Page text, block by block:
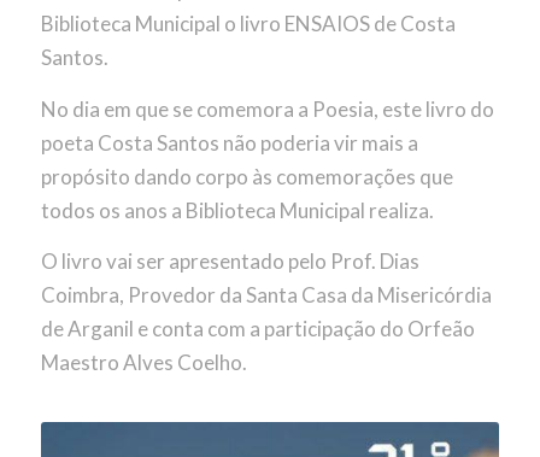
Biblioteca Municipal o livro ENSAIOS de Costa
Santos.
No dia em que se comemora a Poesia, este livro do
poeta Costa Santos não poderia vir mais a
propósito dando corpo às comemorações que
todos os anos a Biblioteca Municipal realiza.
O livro vai ser apresentado pelo Prof. Dias
Coimbra, Provedor da Santa Casa da Misericórdia
de Arganil e conta com a participação do Orfeão
Maestro Alves Coelho.